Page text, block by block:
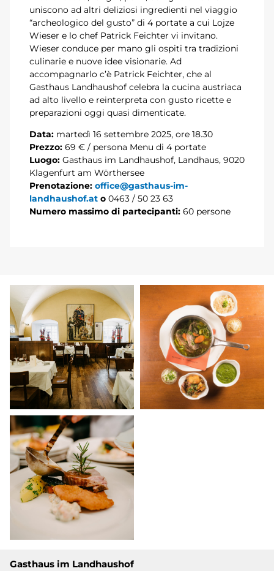
uniscono ad altri deliziosi ingredienti nel viaggio
“archeologico del gusto” di 4 portate a cui Lojze
Wieser e lo chef Patrick Feichter vi invitano.
Wieser conduce per mano gli ospiti tra tradizioni
culinarie e nuove idee visionarie. Ad
accompagnarlo c’è Patrick Feichter, che al
Gasthaus Landhaushof celebra la cucina austriaca
ad alto livello e reinterpreta con gusto ricette e
preparazioni oggi quasi dimenticate.
Data: martedì 16 settembre 2025, ore 18.30
Prezzo: 69 € / persona Menu di 4 portate
Luogo: Gasthaus im Landhaushof, Landhaus, 9020
Klagenfurt am Wörthersee
Prenotazione: office@gasthaus-im-
landhaushof.at o 0463 / 50 23 63
Numero massimo di partecipanti: 60 persone
Gasthaus im Landhaushof